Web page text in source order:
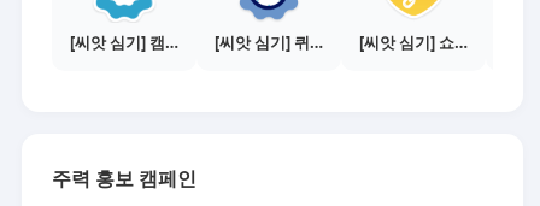
[씨앗 심기] 캠페인 선택하기 - PICK 1개 [씨앗 심기] 퀴즈 참여하기 [씨앗 심기] 쇼핑몰 링크 발급하기 - 제휴몰 10곳
주력 홍보 캠페인